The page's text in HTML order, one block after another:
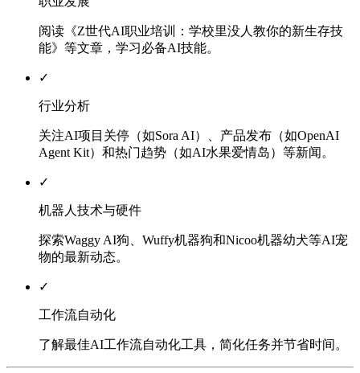
阅读《Z世代AI职业培训：学校里没人教你的新生存技
能》等文章，学习必备AI技能。
✓
行业分析
关注AI项目关停（如Sora AI）、产品发布（如OpenAI
Agent Kit）和热门趋势（如AI水果爱情岛）等新闻。
✓
机器人技术与硬件
探索Waggy AI狗、Wuffy机器狗和Nicoo机器幼犬等AI宠
物的最新动态。
✓
工作流自动化
了解最佳AI工作流自动化工具，简化任务并节省时间。